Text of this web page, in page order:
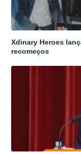
Xdinary Heroes
recomeços